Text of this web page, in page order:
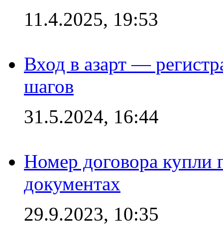
11.4.2025, 19:53
Вход в азарт —
шагов
31.5.2024, 16:44
Номер договора купли
документах
29.9.2023, 10:35